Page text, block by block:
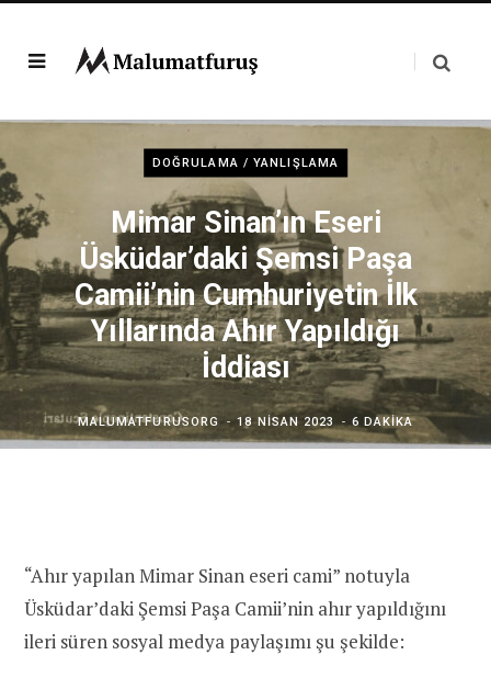
DOĞRULAMA / YANLIŞLAMA
Mimar Sinan’ın Eseri
Üsküdar’daki Şemsi Paşa
Camii’nin Cumhuriyetin İlk
Yıllarında Ahır Yapıldığı
İddiası
MALUMATFURUSORG 18 NISAN 2023 6 DAKIKA
“Ahır yapılan Mimar Sinan eseri cami” notuyla
Üsküdar’daki Şemsi Paşa Camii’nin ahır yapıldığını
ileri süren sosyal medya paylaşımı şu şekilde: